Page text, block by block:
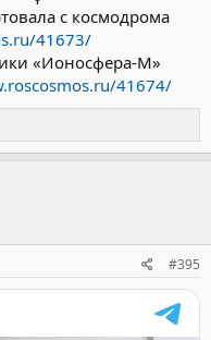
с космодрома
41673/
«Ионосфера-М»
41674/
#395